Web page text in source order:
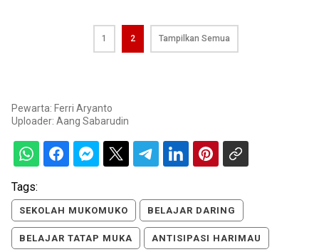
1 2 Tampilkan Semua
Pewarta: Ferri Aryanto
Uploader: Aang Sabarudin
Tags:
SEKOLAH MUKOMUKO BELAJAR DARING
BELAJAR TATAP MUKA ANTISIPASI HARIMAU